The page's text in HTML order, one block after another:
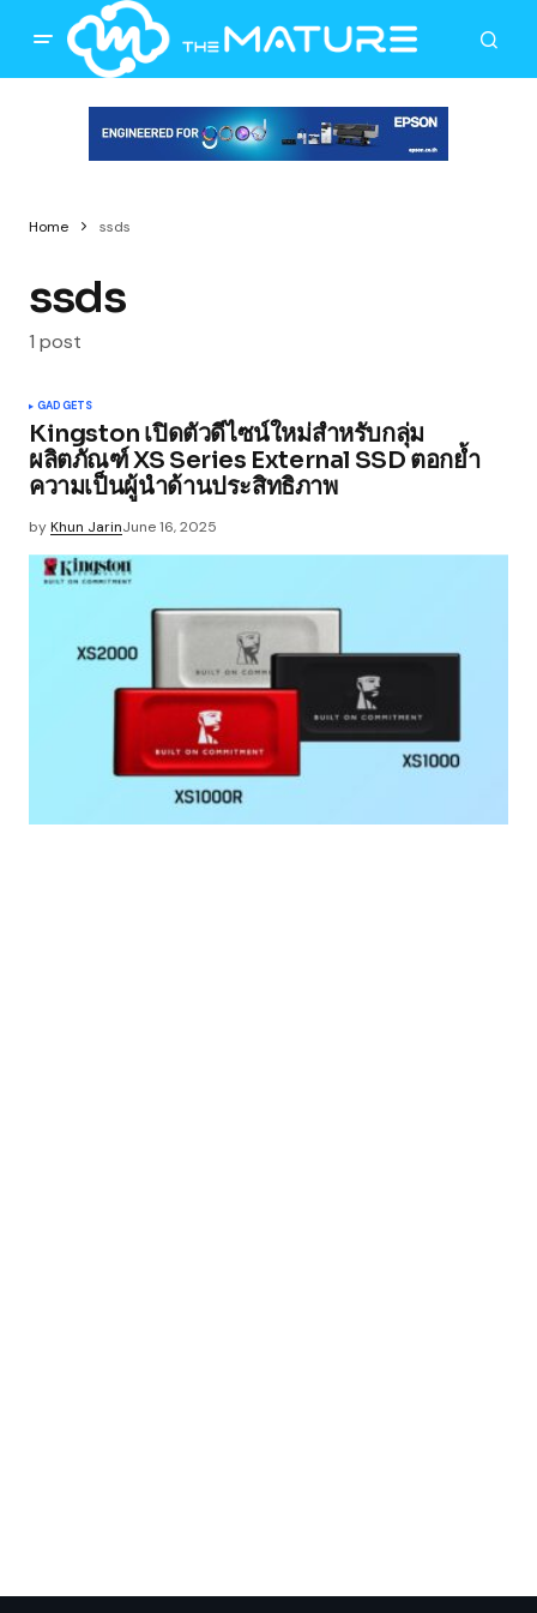
Home ssds
ssds
1 post
GADGETS
Kingston เปิดตัวดีไซน์ใหม่สำหรับกลุ่ม
ผลิตภัณฑ์ XS Series External SSD ตอกย้ำ
ความเป็นผู้นำด้านประสิทธิภาพ
byKhun JarinJune 16, 2025